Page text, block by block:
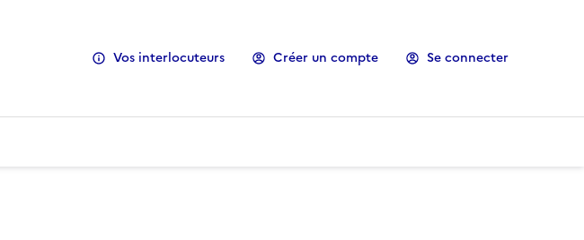
Vos interlocuteurs Créer un compte Se connecter